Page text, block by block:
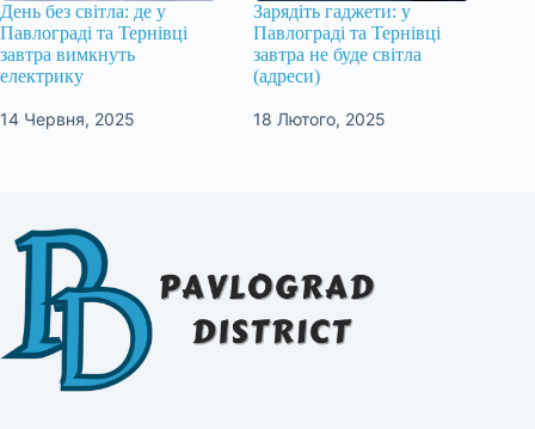
День без світла: де у
Павлограді та Тернівці
завтра вимкнуть
електрику
14 Червня, 2025
Зарядіть гаджети: у
Павлограді та Тернівці
завтра не буде світла
(адреси)
18 Лютого, 2025